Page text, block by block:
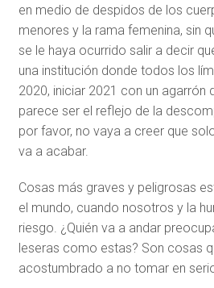
en medio de despidos de los
menores y la rama femenina, sin
se le haya ocurrido salir a decir
una institución donde todos los
2020, iniciar 2021 con un agarrón
parece ser el reflejo de la
por favor, no vaya a creer que
va a acabar.
Cosas más graves y peligrosas
el mundo, cuando nosotros y la
riesgo. ¿Quién va a andar
leseras como estas? Son cosas
acostumbrado a no tomar en